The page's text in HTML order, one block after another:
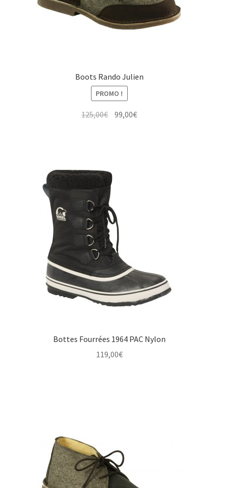
Boots Rando Julien
PROMO !
125,00€ Le
99,00€Le
Bottes Fourrées 1964 PAC Nylon
119,00€